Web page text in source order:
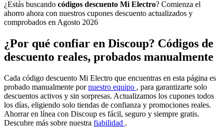
¿Estás buscando códigos descuento Mi Electro? Comienza el
ahorro ahora con nuestros cupones descuento actualizados y
comprobados en Agosto 2026
¿Por qué confiar en Discoup? Códigos de
descuento reales, probados manualmente
Cada código descuento Mi Electro que encuentras en esta página es
probado manualmente pornuestro equipo , para garantizarte solo
descuentos activos y sin sorpresas. Actualizamos los cupones todos
los días, eligiendo solo tiendas de confianza y promociones reales.
Ahorrar en línea con Discoup es fácil, seguro y siempre gratis.
Descubre más sobre nuestra fiabilidad .